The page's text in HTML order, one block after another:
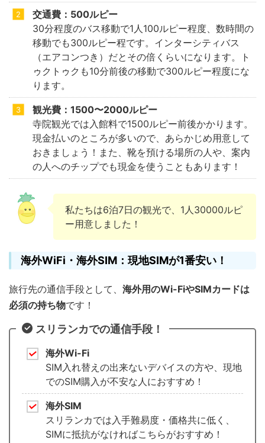
交通費：500ルピー
30分程度のバス移動で1人100ルピー程度、数時間の
移動でも300ルピー程です。インターシティバス
（エアコンつき）だとその倍くらいになります。ト
ゥクトゥクも10分前後の移動で300ルピー程度にな
ります。
観光費：1500〜2000ルピー
寺院観光では入館料で1500ルピー前後かかります。
現金払いのところが多いので、あらかじめ用意して
おきましょう！また、靴を預ける場所の人や、案内
の人へのチップでも現金を使うこともあります！
私たちは6泊7日の観光で、1人30000ルピ
ー用意しました！
海外WiFi・海外SIM：現地SIMが1番安い！
旅行先の通信手段として、 海外用のWi-FiやSIMカードは
必須の持ち物です！
スリランカでの通信手段！
海外Wi-Fi
SIM入れ替えの出来ないデバイスの方や、現地
でのSIM購入が不安な人におすすめ！
海外SIM
スリランカでは入手難易度・価格共に低く、
SIMに抵抗がなければこちらがおすすめ！